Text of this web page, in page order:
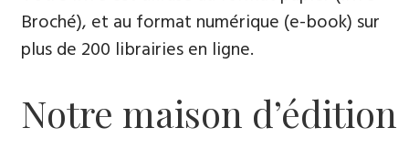
Broché), et au format numérique (e-book) sur
plus de 200 librairies en ligne.
Notre maison d’édition